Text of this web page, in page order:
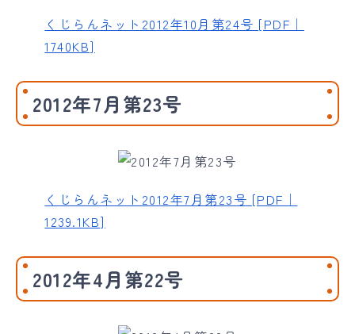
くじらんネット2012年10月第24号 [PDF｜
1740KB]
2012年7月第23号
くじらんネット2012年7月第23号 [PDF｜
1239.1KB]
2012年4月第22号